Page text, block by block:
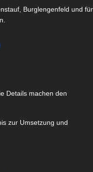
Burglengenfeld und für
Details machen den
zur Umsetzung und